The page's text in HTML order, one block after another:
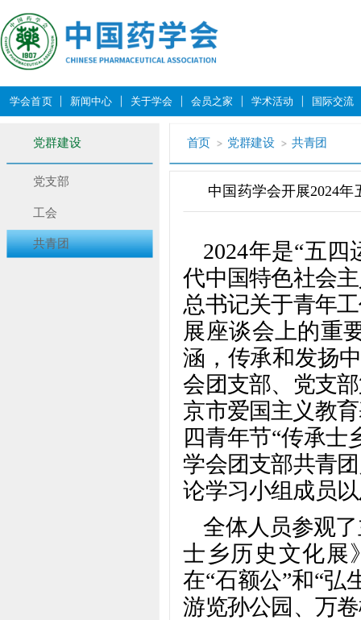
学会首页 新闻中心 关于学会 会员之家 学术活动 国际交流
党群建设
党支部
工会
共青团
首页 党群建设 共青团
中国药学会开展2024
2024年是“五四
代中国特色社会
总书记关于青年
展座谈会上的重
涵，传承和发扬
会团支部、党支
京市爱国主义教
四青年节“传承士
学会团支部共青
论学习小组成员
全体人员参观
士乡历史文化展
在“石额公”和“弘
游览孙公园、万